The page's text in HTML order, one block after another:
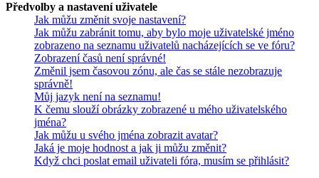
Předvolby a nastavení uživatele
Jak můžu změnit svoje nastavení?
Jak můžu zabránit tomu, aby bylo moje uživatelské jméno
zobrazeno na seznamu uživatelů nacházejících se ve fóru?
Zobrazení časů není správné!
Změnil jsem časovou zónu, ale čas se stále nezobrazuje
správně!
Můj jazyk není na seznamu!
K čemu slouží obrázky zobrazené u mého uživatelského
jména?
Jak můžu u svého jména zobrazit avatar?
Jaká je moje hodnost a jak ji můžu změnit?
Když chci poslat email uživateli fóra, musím se přihlásit?